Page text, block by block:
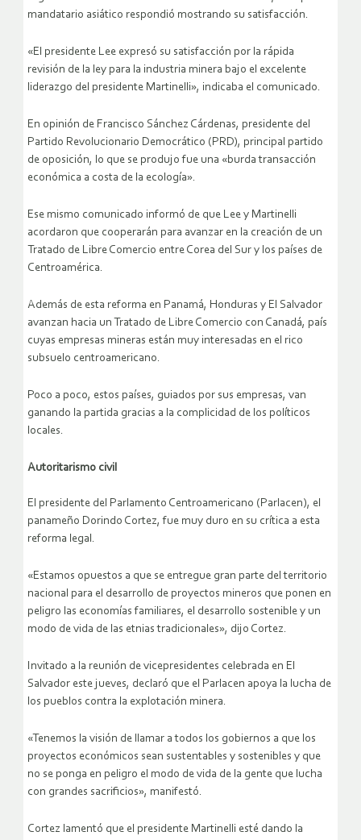
mandatario asiático respondió mostrando su satisfacción.
«El presidente Lee expresó su satisfacción por la rápida
revisión de la ley para la industria minera bajo el excelente
liderazgo del presidente Martinelli», indicaba el comunicado.
En opinión de Francisco Sánchez Cárdenas, presidente del
Partido Revolucionario Democrático (PRD), principal partido
de oposición, lo que se produjo fue una «burda transacción
económica a costa de la ecología».
Ese mismo comunicado informó de que Lee y Martinelli
acordaron que cooperarán para avanzar en la creación de un
Tratado de Libre Comercio entre Corea del Sur y los países de
Centroamérica.
Además de esta reforma en Panamá, Honduras y El Salvador
avanzan hacia un Tratado de Libre Comercio con Canadá, país
cuyas empresas mineras están muy interesadas en el rico
subsuelo centroamericano.
Poco a poco, estos países, guiados por sus empresas, van
ganando la partida gracias a la complicidad de los políticos
locales.
Autoritarismo civil
El presidente del Parlamento Centroamericano (Parlacen), el
panameño Dorindo Cortez, fue muy duro en su crítica a esta
reforma legal.
«Estamos opuestos a que se entregue gran parte del territorio
nacional para el desarrollo de proyectos mineros que ponen en
peligro las economías familiares, el desarrollo sostenible y un
modo de vida de las etnias tradicionales», dijo Cortez.
Invitado a la reunión de vicepresidentes celebrada en El
Salvador este jueves, declaró que el Parlacen apoya la lucha de
los pueblos contra la explotación minera.
«Tenemos la visión de llamar a todos los gobiernos a que los
proyectos económicos sean sustentables y sostenibles y que
no se ponga en peligro el modo de vida de la gente que lucha
con grandes sacrificios», manifestó.
Cortez lamentó que el presidente Martinelli esté dando la